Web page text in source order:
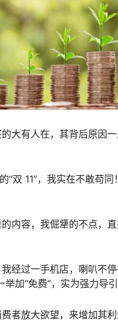
大有人在，其背后原因
“双 11”，我实在不敢苟
内容，我倔犟的不点，
经过一手机店，喇叭不
举加“免费”，实为强力导
者放大欲望，来增加其利